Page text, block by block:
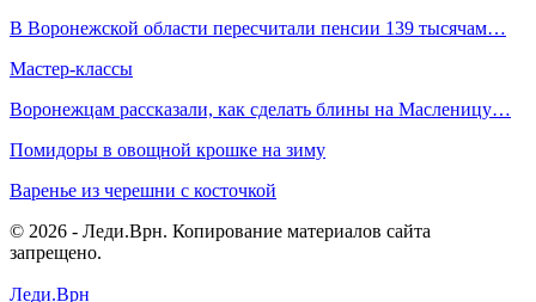
В Воронежской области пересчитали пенсии 139 тысячам…
Мастер-классы
Воронежцам рассказали, как сделать блины на Масленицу…
Помидоры в овощной крошке на зиму
Варенье из черешни с косточкой
© 2026 - Леди.Врн. Копирование материалов сайта
запрещено.
Леди.Врн